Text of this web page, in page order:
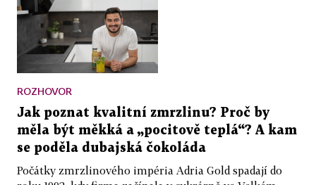
ROZHOVOR
Jak poznat kvalitní zmrzlinu? Proč by
měla být měkká a „pocitově teplá“? A kam
se poděla dubajská čokoláda
Počátky zmrzlinového impéria Adria Gold spadají do